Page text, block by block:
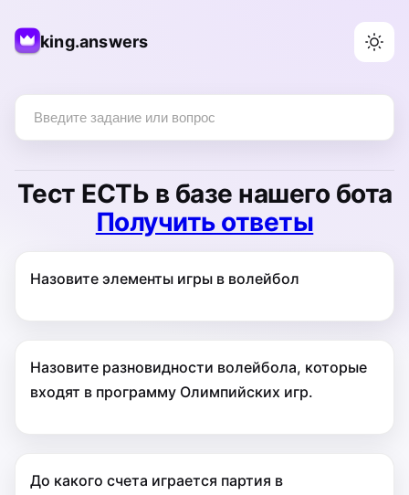
king.answers
Тест ЕСТЬ в базе нашего бота
Получить ответы
Назовите элементы игры в волейбол
Назовите разновидности волейбола, которые
входят в программу Олимпийских игр.
До какого счета играется партия в